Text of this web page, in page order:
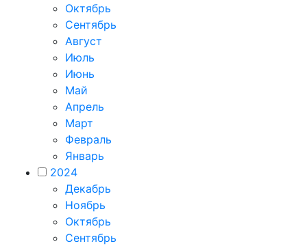
Октябрь
Сентябрь
Август
Июль
Июнь
Май
Апрель
Март
Февраль
Январь
2024
Декабрь
Ноябрь
Октябрь
Сентябрь